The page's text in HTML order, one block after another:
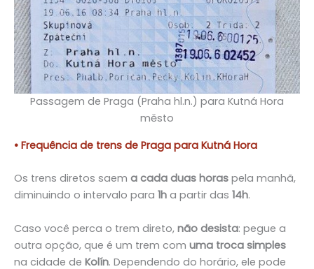
Passagem de Praga (Praha hl.n.) para Kutná Hora
město
• Frequência de trens de Praga para Kutná Hora
Os trens diretos saem a cada duas horas pela manhã,
diminuindo o intervalo para 1h a partir das 14h.
Caso você perca o trem direto, não desista: pegue a
outra opção, que é um trem com uma troca simples
na cidade de Kolín. Dependendo do horário, ele pode